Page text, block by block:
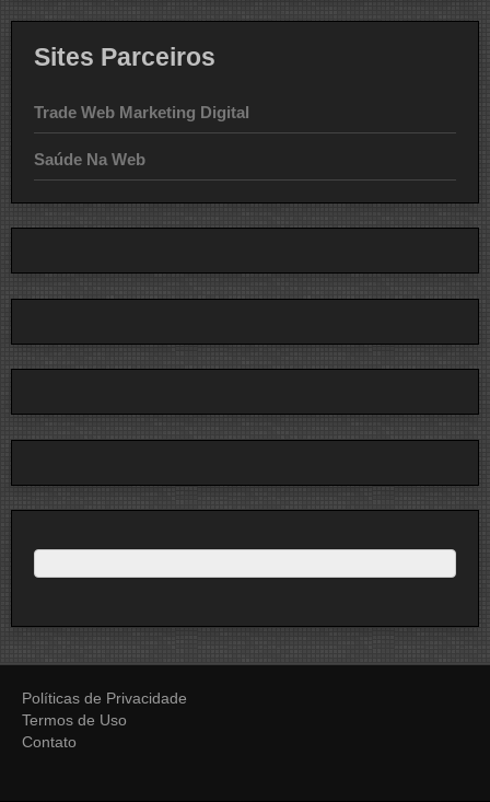
Sites Parceiros
Trade Web Marketing Digital
Saúde Na Web
Políticas de Privacidade
Termos de Uso
Contato